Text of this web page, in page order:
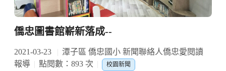
僑忠圖書館嶄新落成--
2021-03-23
潭子區 僑忠國小 新聞聯絡人僑忠愛閱讀
報導
點閱數：893 次 校園新聞